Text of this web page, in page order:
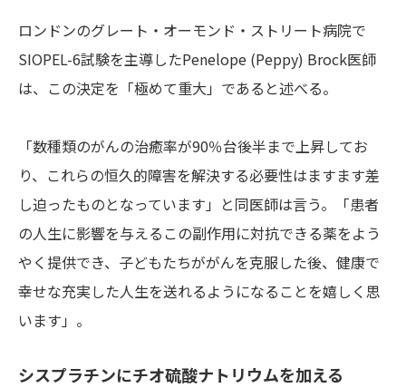
ロンドンのグレート・オーモンド・ストリート病院で
SIOPEL-6試験を主導したPenelope (Peppy) Brock医師
は、この決定を「極めて重大」であると述べる。
「数種類のがんの治癒率が90％台後半まで上昇してお
り、これらの恒久的障害を解決する必要性はますます差
し迫ったものとなっています」と同医師は言う。「患者
の人生に影響を与えるこの副作用に対抗できる薬をよう
やく提供でき、子どもたちががんを克服した後、健康で
幸せな充実した人生を送れるようになることを嬉しく思
います」。
シスプラチンにチオ硫酸ナトリウムを加える